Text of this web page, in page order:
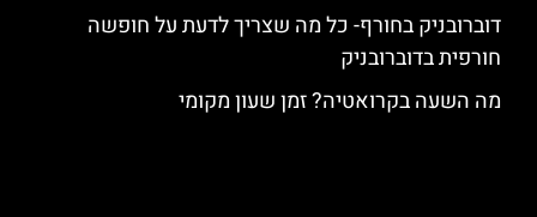
דוברובניק בחורף- כל מה שצריך לדעת על חופשה
חורפית בדוברובניק
מה השעה בקרואטיה? זמן שעון מקומי